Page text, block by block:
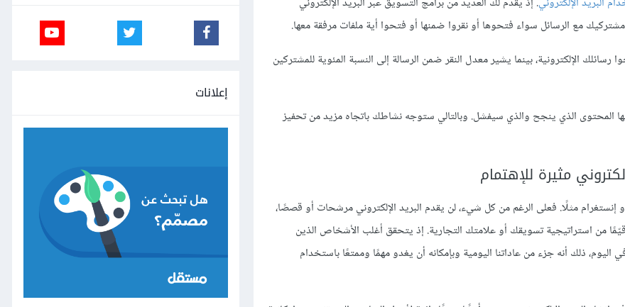
مع الرسائل سواء فتحوها أو نقروا ضمنها أو فتحوا أية ملفات مرفقة معها.
الإلكترونية، بينما يشير معدل النقر ضمن الرسالة إلى النسبة المئوية للمشتركين
المحتوى الذي ينجح والذي سيفشل. وبالتالي ستوجه نشاطك باتجاه مزيد من تحفيز
مثيرة للإهتمام
مثلًا. فعلى الرغم من كل شيء، لن يقدم البريد الإلكتروني مرشحات أو قصصًا،
من استراتيجية تسويقك أو علامتك التجارية. إذ يتحقق أغلب الأشخاص الذين
عدة مرات في اليوم، ذلك أنه جزء من عاداتنا اليومية وبإمكانه أن يغدو مهمًا وممتعًا باستخدام
إعلانات